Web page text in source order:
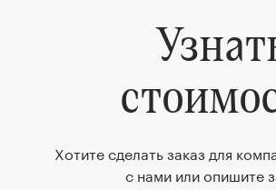
Хотите сделать заказ для
с нами или опишите